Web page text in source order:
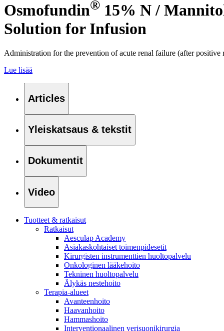
Dialyysihoidon tarve ei estä matkustamista. B. Braunilla on
Avoimet työpaikat
Tutustu uramahdollisuuksiin B. Braunilla. Avoimet työpaikat
Ota yhteyttä
Soita, lähetä sähköpostia tai täytä yhteydenottolomake.
Osmofundin® 15% N /
Solution for Infusion
Administration for the prevention of acute renal failure (after positive
Lue lisää
Articles
Yleiskatsaus & tekstit
Dokumentit
Video
Tuotteet & ratkaisut
Ratkaisut
Aesculap Academy
Asiakaskohtaiset toimenpidesetit
Kirurgisten instrumenttien huoltopalvelu
Onkologinen lääkehoito
Tekninen huoltopalvelu
Älykäs nestehoito
Terapia-alueet
Avanteenhoito
Haavanhoito
Hammashoito
Interventionaalinen verisuonikirurgia